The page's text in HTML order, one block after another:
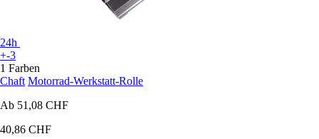
24h
+-3
1 Farben
Chaft Motorrad-Werkstatt-Rolle
Ab 51,08 CHF
40,86 CHF